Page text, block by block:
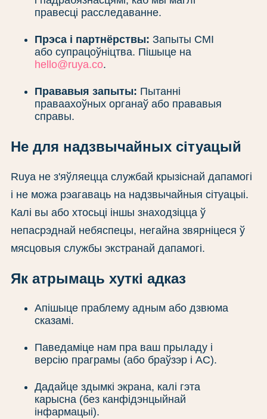
правесці расследаванне.
Прэса і партнёрствы: Запыты СМІ
або супрацоўніцтва. Пішыце на
hello@ruya.co.
Прававыя запыты: Пытанні
праваахоўных органаў або прававыя
справы.
Не для надзвычайных сітуацый
Ruya не з'яўляецца службай крызіснай дапамогі
і не можа рэагаваць на надзвычайныя сітуацыі.
Калі вы або хтосьці іншы знаходзіцца ў
непасрэднай небяспецы, негайна звярніцеся ў
мясцовыя службы экстранай дапамогі.
Як атрымаць хуткі адказ
Апішыце праблему адным або дзвюма
сказамі.
Паведаміце нам пра ваш прыладу і
версію праграмы (або браўзэр і АС).
Дадайце здымкі экрана, калі гэта
карысна (без канфідэнцыйнай
інфармацыі).